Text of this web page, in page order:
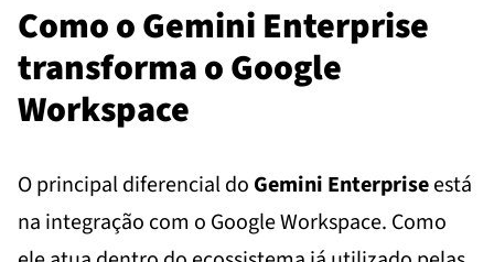
Como o Gemini Enterprise
transforma o Google
Workspace
O principal diferencial do Gemini Enterpriseestá
na integração com o Google Workspace. Como